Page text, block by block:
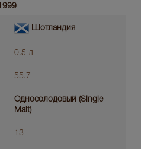
Шотландия
0.5 л
55.7
Односолодовый (Single
Malt)
13